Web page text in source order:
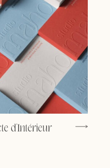
d'Intérieur